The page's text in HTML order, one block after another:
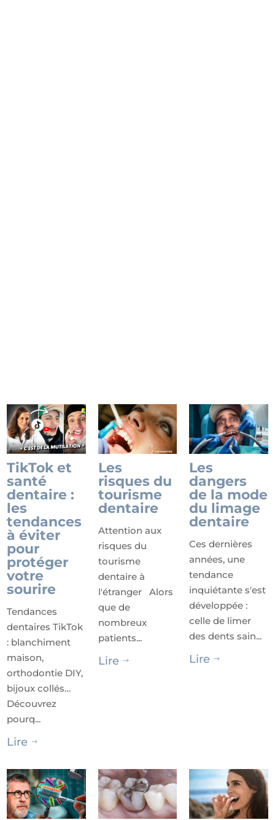
TikTok et
santé
dentaire :
les
tendances
à éviter
pour
protéger
votre
sourire
Tendances
dentaires TikTok
: blanchiment
maison,
orthodontie DIY,
bijoux collés…
Découvrez
pourq...
Lire $
Les
risques du
tourisme
dentaire
Attention aux
risques du
tourisme
dentaire à
l'étranger Alors
que de
nombreux
patients...
Lire $
Les
dangers
de la mode
du limage
dentaire
Ces dernières
années, une
tendance
inquiétante s'est
développée :
celle de limer
des dents sain...
Lire $